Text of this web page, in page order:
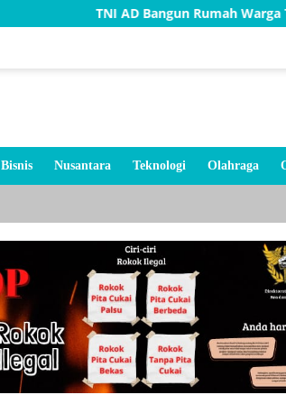
TNI AD Bangun Rumah Warga Tidak Layak
Bisnis Nusantara Teknologi Olahraga